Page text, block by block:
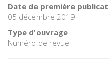
Date de première
05 décembre 2019
Type d'ouvrage
Numéro de revue